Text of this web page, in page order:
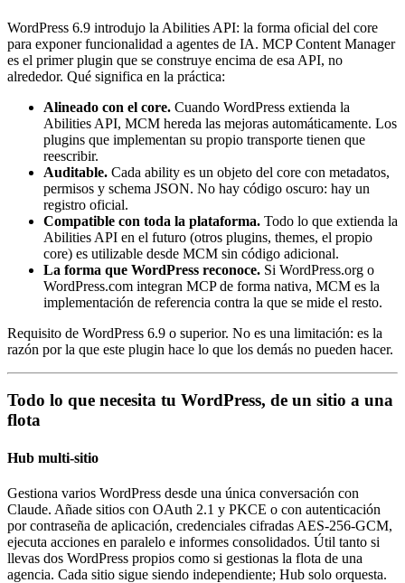
WordPress 6.9 introdujo la Abilities API: la forma oficial del core
para exponer funcionalidad a agentes de IA. MCP Content Manager
es el primer plugin que se construye encima de esa API, no
alrededor. Qué significa en la práctica:
Alineado con el core. Cuando WordPress extienda la
Abilities API, MCM hereda las mejoras automáticamente. Los
plugins que implementan su propio transporte tienen que
reescribir.
Auditable. Cada ability es un objeto del core con metadatos,
permisos y schema JSON. No hay código oscuro: hay un
registro oficial.
Compatible con toda la plataforma. Todo lo que extienda la
Abilities API en el futuro (otros plugins, themes, el propio
core) es utilizable desde MCM sin código adicional.
La forma que WordPress reconoce. Si WordPress.org o
WordPress.com integran MCP de forma nativa, MCM es la
implementación de referencia contra la que se mide el resto.
Requisito de WordPress 6.9 o superior. No es una limitación: es la
razón por la que este plugin hace lo que los demás no pueden hacer.
Todo lo que necesita tu WordPress, de un sitio a una
flota
Hub multi-sitio
Gestiona varios WordPress desde una única conversación con
Claude. Añade sitios con OAuth 2.1 y PKCE o con autenticación
por contraseña de aplicación, credenciales cifradas AES-256-GCM,
ejecuta acciones en paralelo e informes consolidados. Útil tanto si
llevas dos WordPress propios como si gestionas la flota de una
agencia. Cada sitio sigue siendo independiente; Hub solo orquesta.